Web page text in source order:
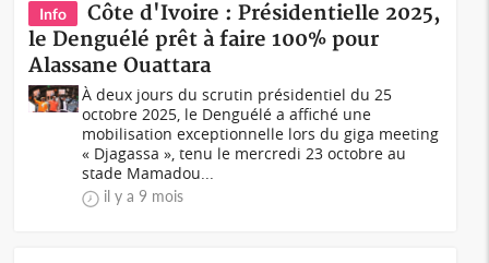
Info
Côte d'Ivoire : Présidentielle 2025,
le Denguélé prêt à faire 100% pour
Alassane Ouattara
À deux jours du scrutin présidentiel du 25
octobre 2025, le Denguélé a affiché une
mobilisation exceptionnelle lors du giga meeting
« Djagassa », tenu le mercredi 23 octobre au
stade Mamadou...
il y a 9 mois